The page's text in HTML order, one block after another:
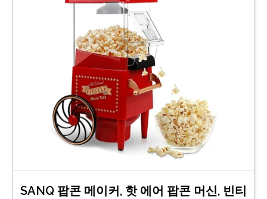
SANQ 팝콘 메이커, 핫 에어 팝콘 머신, 빈티